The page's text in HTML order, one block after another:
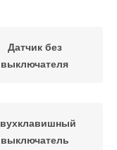
Датчик без
выключателя
выключатель